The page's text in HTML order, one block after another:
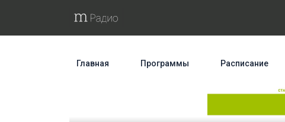
Главная Программы Расписание